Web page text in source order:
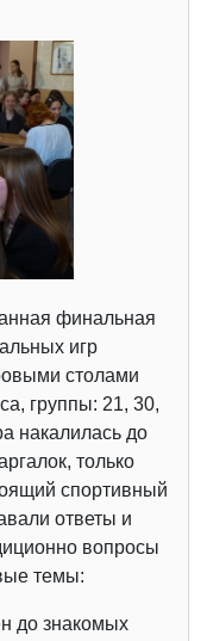
финальная
игр
столами
группы: 21, 30,
накалилась до
только
спортивный
ответы и
вопросы
темы:
до знакомых